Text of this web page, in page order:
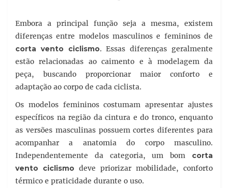
Embora a principal função seja a mesma, existem
diferenças entre modelos masculinos e femininos de
corta vento ciclismo. Essas diferenças geralmente
estão relacionadas ao caimento e à modelagem da
peça, buscando proporcionar maior conforto e
adaptação ao corpo de cada ciclista.
Os modelos femininos costumam apresentar ajustes
específicos na região da cintura e do tronco, enquanto
as versões masculinas possuem cortes diferentes para
acompanhar a anatomia do corpo masculino.
Independentemente da categoria, um bom corta
vento ciclismo deve priorizar mobilidade, conforto
térmico e praticidade durante o uso.